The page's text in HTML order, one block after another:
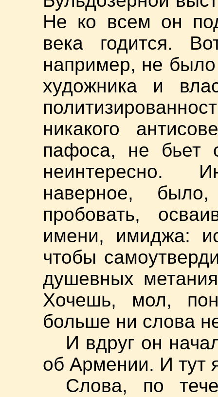
Не ко всем он
века годится.
например, не было
художника и
никакого
пафоса, не
неинтересно.
наверное,
пробовать,
имени, имиджа:
чтобы
душевных
Хочешь, мол,
больше ни слова
И вдруг он
об Армении. И тут
Слова, по